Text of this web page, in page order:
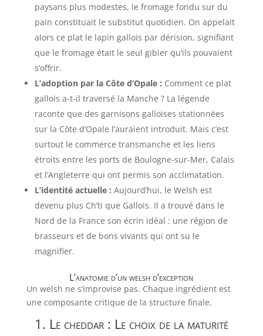
paysans plus modestes, le fromage fondu sur du
pain constituait le substitut quotidien. On appelait
alors ce plat le lapin gallois par dérision, signifiant
que le fromage était le seul gibier qu’ils pouvaient
s’offrir.
L’adoption par la Côte d’Opale : Comment ce plat
gallois a-t-il traversé la Manche ? La légende
raconte que des garnisons galloises stationnées
sur la Côte d’Opale l’auraient introduit. Mais c’est
surtout le commerce transmanche et les liens
étroits entre les ports de Boulogne-sur-Mer, Calais
et l’Angleterre qui ont permis son acclimatation.
L’identité actuelle : Aujourd’hui, le Welsh est
devenu plus Ch’ti que Gallois. Il a trouvé dans le
Nord de la France son écrin idéal : une région de
brasseurs et de bons vivants qui ont su le
magnifier.
L’anatomie d’un welsh d’exception
Un welsh ne s’improvise pas. Chaque ingrédient est
une composante critique de la structure finale.
1. Le cheddar : Le choix de la maturité